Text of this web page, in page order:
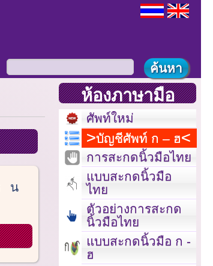
น
ห้องภาษามือ
ศัพท์ใหม่
บัญชีศัพท์ ก – ฮ
การสะกดนิ้วมือไทย
แบบสะกดนิ้วมือ
ไทย
ตัวอย่างการสะกด
นิ้วมือไทย
แบบสะกดนิ้วมือ ก -
ฮ